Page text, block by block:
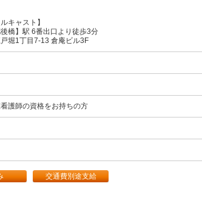
キャスト】
橋】駅 6番出口より徒歩3分
堀1丁目7-13 倉庵ビル3F
護師の資格をお持ちの方
交通費別途支給